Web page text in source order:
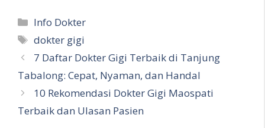
Kategori
Info Dokter
Tag
dokter gigi
7 Daftar Dokter Gigi Terbaik di Tanjung
Tabalong: Cepat, Nyaman, dan Handal
10 Rekomendasi Dokter Gigi Maospati
Terbaik dan Ulasan Pasien